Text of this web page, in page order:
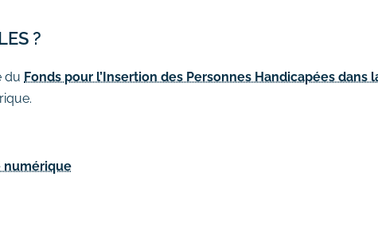
?
du Fonds pour l’Insertion des Personnes Handicapées dans
numérique